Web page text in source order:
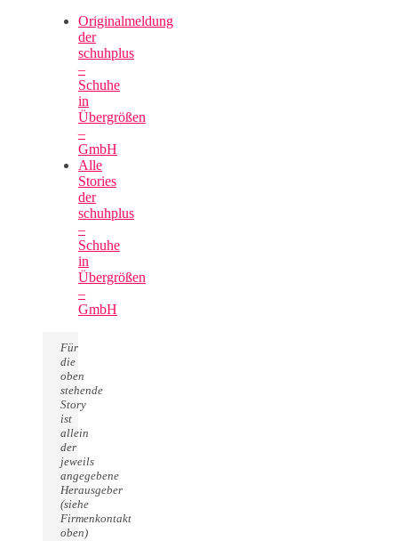
Originalmeldung
der
schuhplus
–
Schuhe
in
Übergrößen
–
GmbH
Alle
Stories
der
schuhplus
–
Schuhe
in
Übergrößen
–
GmbH
Für
die
oben
stehende
Story
ist
allein
der
jeweils
angegebene
Herausgeber
(siehe
Firmenkontakt
oben)